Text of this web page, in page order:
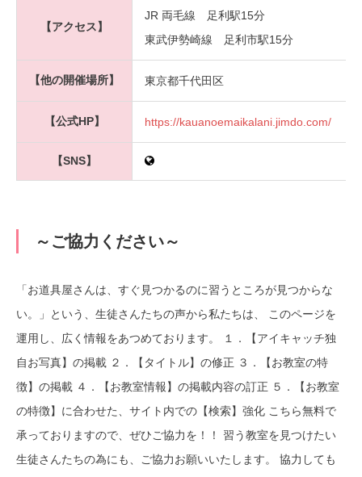
【アクセス】
JR 両毛線 足利駅15分
東武伊勢崎線 足利市駅15分
【他の開催場所】 東京都千代田区
【公式HP】 https://kauanoemaikalani.jimdo.com/
【SNS】
～ご協力ください～
「お道具屋さんは、すぐ見つかるのに習うところが見つからな
い。」という、生徒さんたちの声から私たちは、 このページを
運用し、広く情報をあつめております。 １．【アイキャッチ独
自お写真】の掲載 ２．【タイトル】の修正 ３．【お教室の特
徴】の掲載 ４．【お教室情報】の掲載内容の訂正 ５．【お教室
の特徴】に合わせた、サイト内での【検索】強化 こちら無料で
承っておりますので、ぜひご協力を！！ 習う教室を見つけたい
生徒さんたちの為にも、ご協力お願いいたします。 協力しても